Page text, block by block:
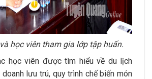
học viên tham gia lớp tập huấn.
học viên được tìm hiểu về du lịch
lưu trú, quy trình chế biến món